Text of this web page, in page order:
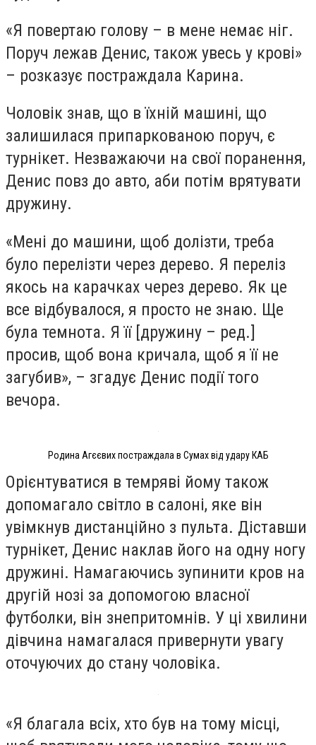
«Я повертаю голову – в мене немає ніг.
Поруч лежав Денис, також увесь у крові»
– розказує постраждала Карина.
Чоловік знав, що в їхній машині, що
залишилася припаркованою поруч, є
турнікет. Незважаючи на свої поранення,
Денис повз до авто, аби потім врятувати
дружину.
«Мені до машини, щоб долізти, треба
було перелізти через дерево. Я переліз
якось на карачках через дерево. Як це
все відбувалося, я просто не знаю. Ще
була темнота. Я її [дружину – ред.]
просив, щоб вона кричала, щоб я її не
загубив», – згадує Денис події того
вечора.
Родина Агєєвих постраждала в Сумах від удару КАБ
Орієнтуватися в темряві йому також
допомагало світло в салоні, яке він
увімкнув дистанційно з пульта. Діставши
турнікет, Денис наклав його на одну ногу
дружині. Намагаючись зупинити кров на
другій нозі за допомогою власної
футболки, він знепритомнів. У ці хвилини
дівчина намагалася привернути увагу
оточуючих до стану чоловіка.
«Я благала всіх, хто був на тому місці,